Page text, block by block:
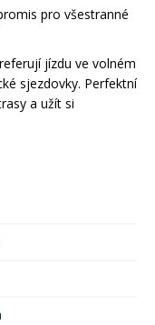
pro všestranné
jízdu ve volném
sjezdovky. Perfektní
a užít si